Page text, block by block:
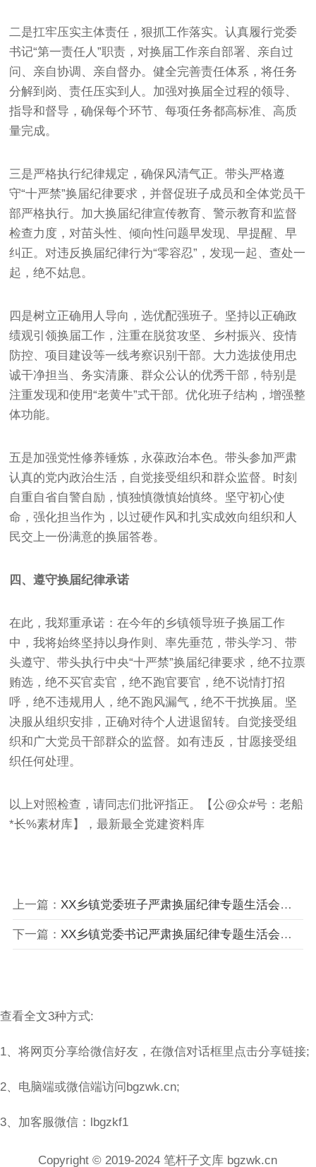
二是扛牢压实主体责任，狠抓工作落实。认真履行党委
书记“第一责任人”职责，对换届工作亲自部署、亲自过
问、亲自协调、亲自督办。健全完善责任体系，将任务
分解到岗、责任压实到人。加强对换届全过程的领导、
指导和督导，确保每个环节、每项任务都高标准、高质
量完成。
三是严格执行纪律规定，确保风清气正。带头严格遵
守“十严禁”换届纪律要求，并督促班子成员和全体党员干
部严格执行。加大换届纪律宣传教育、警示教育和监督
检查力度，对苗头性、倾向性问题早发现、早提醒、早
纠正。对违反换届纪律行为“零容忍”，发现一起、查处一
起，绝不姑息。
四是树立正确用人导向，选优配强班子。坚持以正确政
绩观引领换届工作，注重在脱贫攻坚、乡村振兴、疫情
防控、项目建设等一线考察识别干部。大力选拔使用忠
诚干净担当、务实清廉、群众公认的优秀干部，特别是
注重发现和使用“老黄牛”式干部。优化班子结构，增强整
体功能。
五是加强党性修养锤炼，永葆政治本色。带头参加严肃
认真的党内政治生活，自觉接受组织和群众监督。时刻
自重自省自警自励，慎独慎微慎始慎终。坚守初心使
命，强化担当作为，以过硬作风和扎实成效向组织和人
民交上一份满意的换届答卷。
四、遵守换届纪律承诺
在此，我郑重承诺：在今年的乡镇领导班子换届工作
中，我将始终坚持以身作则、率先垂范，带头学习、带
头遵守、带头执行中央“十严禁”换届纪律要求，绝不拉票
贿选，绝不买官卖官，绝不跑官要官，绝不说情打招
呼，绝不违规用人，绝不跑风漏气，绝不干扰换届。坚
决服从组织安排，正确对待个人进退留转。自觉接受组
织和广大党员干部群众的监督。如有违反，甘愿接受组
织任何处理。
以上对照检查，请同志们批评指正。【公@众#号：老船
*长%素材库】，最新最全党建资料库
上一篇： XX乡镇党委班子严肃换届纪律专题生活会发言提纲（5844字）
下一篇： XX乡镇党委书记严肃换届纪律专题生活会个人发言提纲（5419字）
查看全文3种方式:
1、将网页分享给微信好友，在微信对话框里点击分享链接;
2、电脑端或微信端访问bgzwk.cn;
3、加客服微信：lbgzkf1
Copyright © 2019-2024 笔杆子文库 bgzwk.cn